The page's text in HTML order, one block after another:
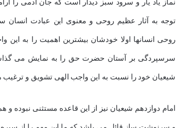
نماز یاد یار و سرود سبز دیدار است که جان آدمی را
توجه به آثار عظیم روحی و معنوی این عبادت انسان
روحی انسانها اولا خودشان بیشترین اهمیت را به این
سرسپردگی بر آستان حضرت حق را به نمایش می
شیعیان خود را نسبت به این واجب الهی تشویق و ترغیب
امام دوازدهم شیعیان نیز از این قاعده مستثنی نبوده